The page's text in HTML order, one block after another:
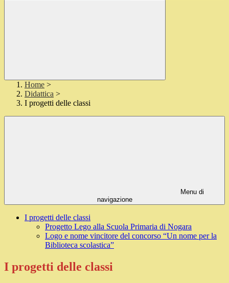
Home >
Didattica >
I progetti delle classi
Menu di
navigazione
I progetti delle classi
Progetto Lego alla Scuola Primaria di Nogara
Logo e nome vincitore del concorso “Un nome per la
Biblioteca scolastica”
I progetti delle classi